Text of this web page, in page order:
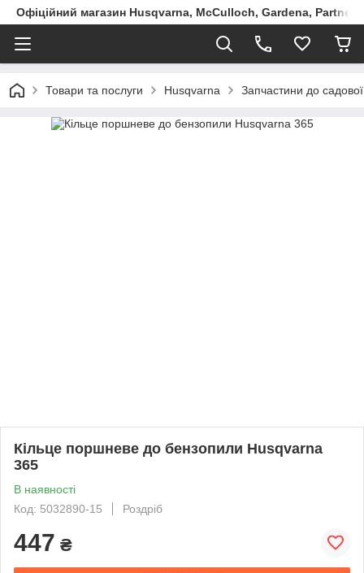
Офіційний магазин Husqvarna, McCulloch, Gardena, Partner
Товари та послуги Husqvarna Запчастини до
Кільце поршневе до бензопили Husqvarna
365
В наявності
Код: 5032890-15
Роздріб
447 ₴